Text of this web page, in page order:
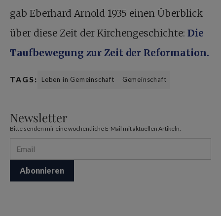
gab Eberhard Arnold 1935 einen Überblick
über diese Zeit der Kirchengeschichte: Die
Taufbewegung zur Zeit der Reformation.
TAGS: Leben in Gemeinschaft Gemeinschaft
Newsletter
Bitte senden mir eine wöchentliche E-Mail mit aktuellen Artikeln.